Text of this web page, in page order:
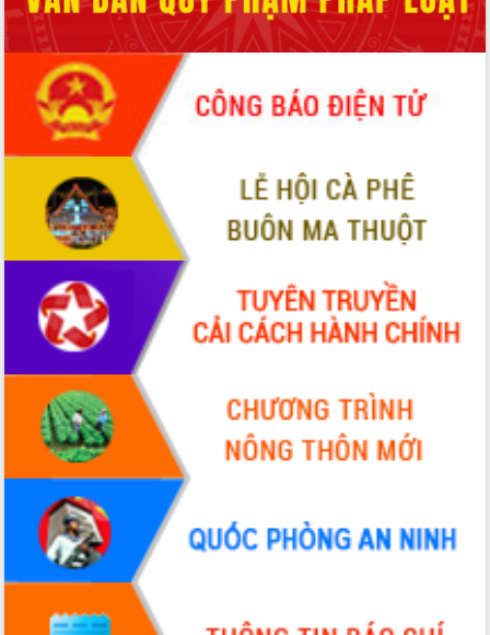
Chuyển đổi số 'mở đường' cho nông
nghiệp Đắk Lắk tăng trưởng bứt phá
Triển khai đồng bộ đo đạc, lập hồ sơ
địa chính, hoàn thiện cơ sở dữ liệu đất
đai
Ứng dụng sinh trắc học - Bước tiến
trong hành trình chuyển đổi số tại Đắk
Đắk Lắk nâng cao hiệu quả công tác
Đảng từ Sổ tay đảng viên điện tử
Đắk Lắk đẩy mạnh nuôi biển công
nghệ, hướng tới phát triển thủy sản
bền vững
Tập huấn nâng cao năng lực triển khai
chuyển đổi số cho cán bộ, công chức
Đắk Lắk phát động hưởng ứng Ngày
Quyền của người tiêu dùng Việt Nam
2026
Đẩy mạnh cải cách hành chính, quyết
tâm đạt được mục tiêu tăng trưởng
hai con số trong năm 2026
Tổ chức trang trọng Lễ hội Đền thờ
Lương Văn Chánh năm 2026
Phó Bí thư Tỉnh ủy Đắk Lắk Đỗ Hữu
Huy giữ chức Bí thư Đảng ủy Ủy Ban
Nhân dân tỉnh